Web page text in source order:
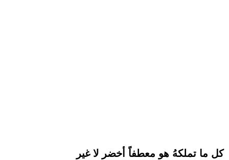
كل ما تملكهُ هو معطفاً أخضر لا غير